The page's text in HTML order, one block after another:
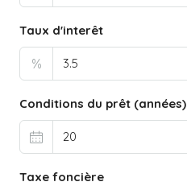
Taux d'interêt
%
Conditions du prêt (années)
Taxe foncière